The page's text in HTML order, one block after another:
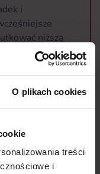
O plikach cookies
treści
i
i
niższą
być niższa).
i szeroki wybór
polisę do
ryzykiem
uwzględniający